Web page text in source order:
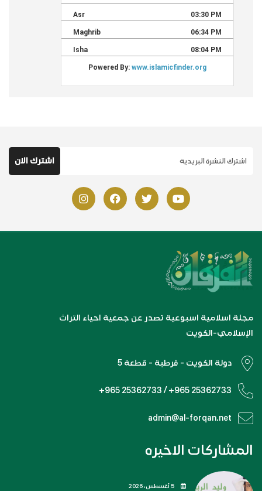
مجلة اسلامية اسبوعية تصدر عن جمعية احياء التراث
الإسلامي-الكويت
دولة الكويت - قرطبة - قطعة 5
+965 25362733 / +965 25362733
admin@al-forqan.net
المشاركات الاخيره